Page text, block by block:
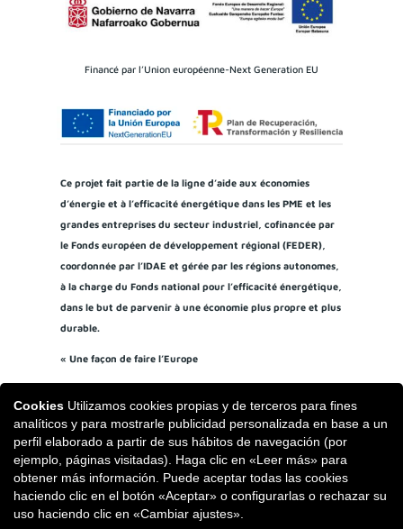
Financé par l’Union européenne-Next Generation EU
Ce projet fait partie de la ligne d’aide aux économies
d’énergie et à l’efficacité énergétique dans les PME et les
grandes entreprises du secteur industriel, cofinancée par
le Fonds européen de développement régional (FEDER),
coordonnée par l’IDAE et gérée par les régions autonomes,
à la charge du Fonds national pour l’efficacité énergétique,
dans le but de parvenir à une économie plus propre et plus
durable.
« Une façon de faire l’Europe
Cookies Utilizamos cookies propias y de terceros para fines
analíticos y para mostrarle publicidad personalizada en base a un
perfil elaborado a partir de sus hábitos de navegación (por
ejemplo, páginas visitadas). Haga clic en «Leer más» para
obtener más información. Puede aceptar todas las cookies
haciendo clic en el botón «Aceptar» o configurarlas o rechazar su
uso haciendo clic en «Cambiar ajustes».